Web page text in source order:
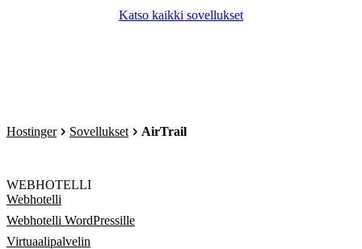
Katso kaikki sovellukset
Hostinger Sovellukset AirTrail
WEBHOTELLI
Webhotelli
Webhotelli WordPressille
Virtuaalipalvelin